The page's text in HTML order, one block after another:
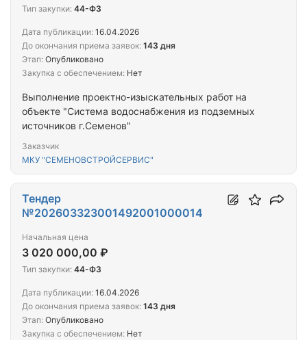
Выполнение проектно-изыскательных работ на
объекте "Система водоснабжения из подземных
источников г.Семенов"
Заказчик
МКУ "СЕМЕНОВСТРОЙСЕРВИС"
Тип закупки: 44-ФЗ
Дата публикации: 16.04.2026
До окончания приема заявок: 143 дня
Этап: Опубликовано
Закупка с обеспечением: Нет
Тендер
№202603323001492001000014
Начальная цена
3 020 000,00 ₽
Тип закупки: 44-ФЗ
Дата публикации: 16.04.2026
До окончания приема заявок: 143 дня
Этап: Опубликовано
Закупка с обеспечением: Нет